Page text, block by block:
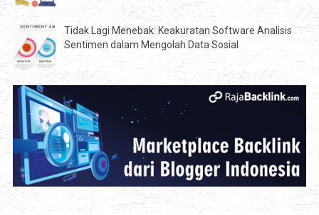
Tidak Lagi Menebak: Keakuratan Software Analisis
Sentimen dalam Mengolah Data Sosial